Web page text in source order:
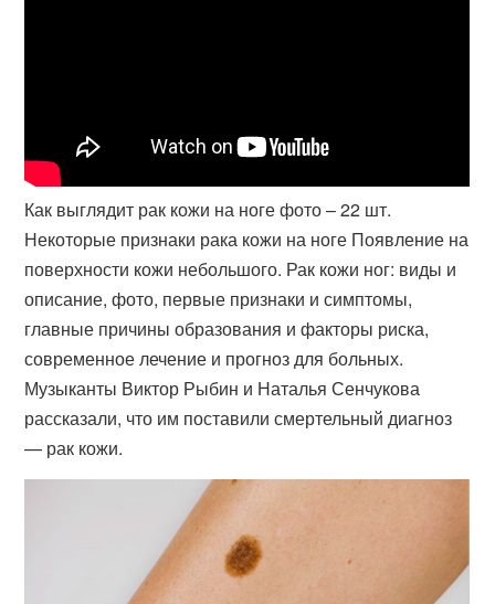
Как выглядит рак кожи на ноге фото – 22 шт.
Некоторые признаки рака кожи на ноге Появление на
поверхности кожи небольшого. Рак кожи ног: виды и
описание, фото, первые признаки и симптомы,
главные причины образования и факторы риска,
современное лечение и прогноз для больных.
Музыканты Виктор Рыбин и Наталья Сенчукова
рассказали, что им поставили смертельный диагноз
— рак кожи.